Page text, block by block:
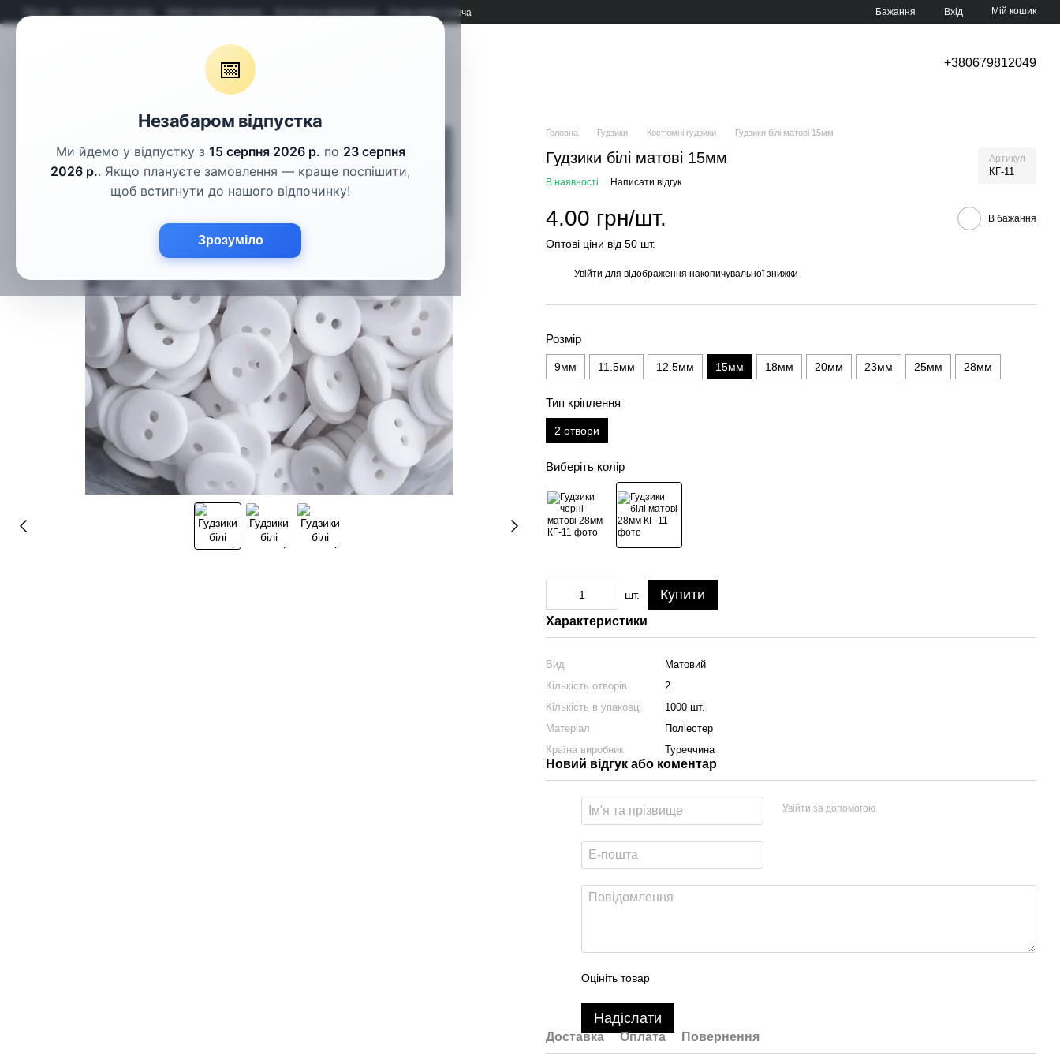
📅
Незабаром відпустка
Ми йдемо у відпустку з 15 серпня 2026 р. по 23 серпня
2026 р.. Якщо плануєте замовлення — краще поспішити,
щоб встигнути до нашого відпочинку!
Зрозуміло
Про нас Оплата і доставка Обмін та повернення Контактна інформація Угода користувача Бажання Вхід Мій кошик
Гудзики Шнури +380679812049
Головна Гудзики Костюмні гудзики Гудзики білі матові 15мм
Гудзики білі матові 15мм Артикул
КГ-11
В наявності Написати відгук
4.00 грн/шт. В бажання
Оптові ціни від 50 шт.
Увійти для відображення накопичувальної знижки
Розмір
9мм 11.5мм 12.5мм 15мм 18мм 20мм 23мм 25мм 28мм
Тип кріплення
2 отвори
Виберіть колір
шт. Купити
Характеристики
Вид
Матовий
Кількість отворів
2
Кількість в упаковці
1000 шт.
Матеріал
Поліестер
Країна виробник
Туреччина
Новий відгук або коментар
Увійти за допомогою
Оцініть товар
Надіслати
Доставка Оплата Повернення